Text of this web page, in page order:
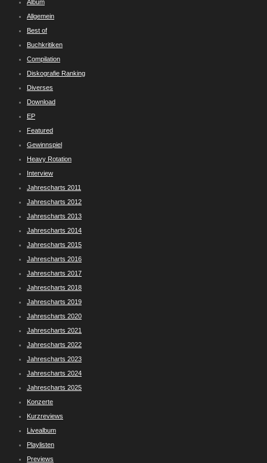
Album
Allgemein
Best of
Buchkritiken
Compilation
Diskografie Ranking
Diverses
Download
EP
Featured
Gewinnspiel
Heavy Rotation
Interview
Jahrescharts 2011
Jahrescharts 2012
Jahrescharts 2013
Jahrescharts 2014
Jahrescharts 2015
Jahrescharts 2016
Jahrescharts 2017
Jahrescharts 2018
Jahrescharts 2019
Jahrescharts 2020
Jahrescharts 2021
Jahrescharts 2022
Jahrescharts 2023
Jahrescharts 2024
Jahrescharts 2025
Konzerte
Kurzreviews
Livealbum
Playlisten
Previews